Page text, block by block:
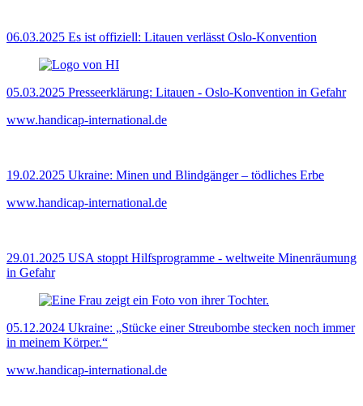
06.03.2025 Es ist offiziell: Litauen verlässt Oslo-Konvention
05.03.2025 Presseerklärung: Litauen - Oslo-Konvention in Gefahr
www.handicap-international.de
19.02.2025 Ukraine: Minen und Blindgänger – tödliches Erbe
www.handicap-international.de
29.01.2025 USA stoppt Hilfsprogramme - weltweite Minenräumung
in Gefahr
05.12.2024 Ukraine: „Stücke einer Streubombe stecken noch immer
in meinem Körper.“
www.handicap-international.de